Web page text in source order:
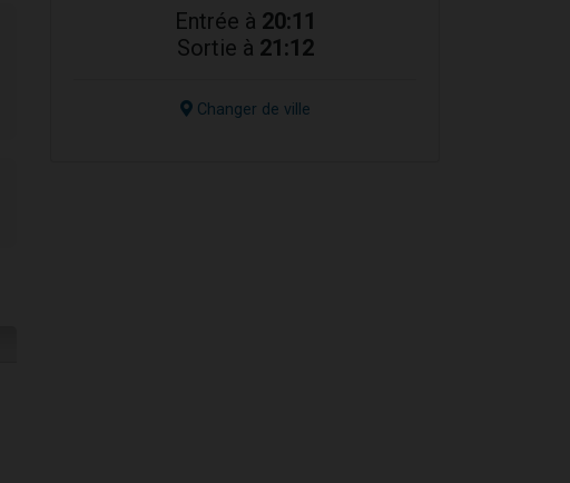
Entrée à 20:11
Sortie à 21:12
Changer de ville